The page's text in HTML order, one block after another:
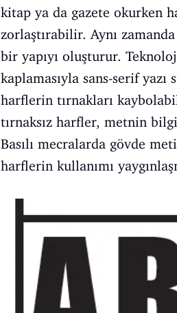
kitap ya da gazete okurken
zorlaştırabilir. Aynı
bir yapıyı oluşturur.
kaplamasıyla sans-serif
harflerin tırnakları
tırnaksız harfler, metnin
Basılı mecralarda gövde
harflerin kullanımı